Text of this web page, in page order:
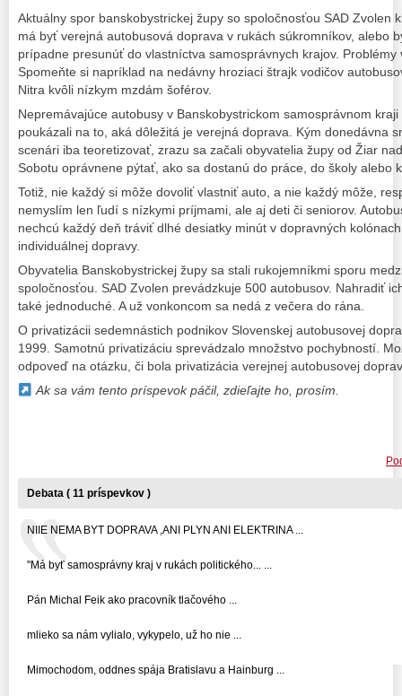
Aktuálny spor banskobystrickej župy so spoločnosťou SAD Zvolen
má byť verejná autobusová doprava v rukách súkromníkov, alebo
prípadne presunúť do vlastníctva samosprávnych krajov. Problémy
Spomeňte si napríklad na nedávny hroziaci štrajk vodičov
Nitra kvôli nízkym mzdám šoférov.
Nepremávajúce autobusy v Banskobystrickom samosprávnom
poukázali na to, aká dôležitá je verejná doprava. Kým donedávna
scenári iba teoretizovať, zrazu sa začali obyvatelia župy od Žiar
Sobotu oprávnene pýtať, ako sa dostanú do práce, do školy alebo
Totiž, nie každý si môže dovoliť vlastniť auto, a nie každý môže,
nemyslím len ľudí s nízkymi príjmami, ale aj deti či seniorov.
nechcú každý deň tráviť dlhé desiatky minút v dopravných
individuálnej dopravy.
Obyvatelia Banskobystrickej župy sa stali rukojemníkmi sporu
spoločnosťou. SAD Zvolen prevádzkuje 500 autobusov. Nahradiť
také jednoduché. A už vonkoncom sa nedá z večera do rána.
O privatizácii sedemnástich podnikov Slovenskej autobusovej
1999. Samotnú privatizáciu sprevádzalo množstvo pochybností.
odpoveď na otázku, či bola privatizácia verejnej autobusovej
Ak sa vám tento príspevok páčil, zdieľajte ho, prosím.
Debata ( 11 príspevkov )
NIIE NEMA BYT DOPRAVA ,ANI PLYN ANI ELEKTRINA ...
"Má byť samosprávny kraj v rukách politického... ...
Pán Michal Feik ako pracovník tlačového ...
mlieko sa nám vylialo, vykypelo, už ho nie ...
Mimochodom, oddnes spája Bratislavu a Hainburg ...